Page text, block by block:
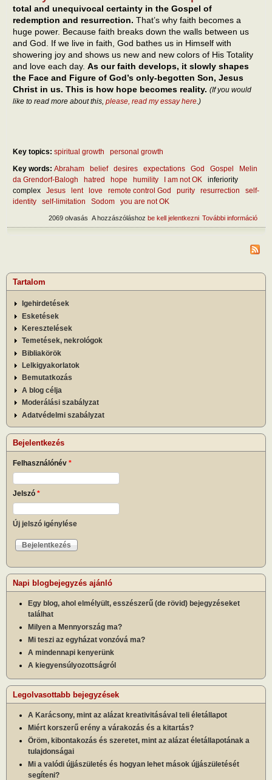
total and unequivocal certainty in the Gospel of
redemption and resurrection. That’s why faith becomes a
huge power. Because faith breaks down the walls between us
and God. If we live in faith, God bathes us in Himself with
showering joy and shows us new and new colors of His Totality
and love each day. As our faith develops, it slowly shapes
the Face and Figure of God’s only-begotten Son, Jesus
Christ in us. This is how hope becomes reality. (If you would
like to read more about this, please, read my essay here .)
Key topics: spiritual growth
personal growth
Key words: Abraham belief desires expectations God Gospel
Melin
da Grendorf-Balogh
hatred hope humility I am not OK
inferiority
complex
Jesus lent love remote control God purity resurrection
self-
identity
self-limitation Sodom you are not OK
További információ
A hozzászóláshoz be kell jelentkezni
2069 olvasás
Tartalom
Igehirdetések
Esketések
Keresztelések
Temetések, nekrológok
Bibliakörök
Lelkigyakorlatok
Bemutatkozás
A blog célja
Moderálási szabályzat
Adatvédelmi szabályzat
Bejelentkezés
Felhasználónév *
Jelszó *
Új jelszó igénylése
Napi blogbejegyzés ajánló
Egy blog, ahol elmélyült, esszészerű (de rövid) bejegyzéseket
találhat
Milyen a Mennyország ma?
Mi teszi az egyházat vonzóvá ma?
A mindennapi kenyerünk
A kiegyensúlyozottságról
Legolvasottabb bejegyzések
A Karácsony, mint az alázat kreativitásával teli életállapot
Miért korszerű erény a várakozás és a kitartás?
Öröm, kibontakozás és szeretet, mint az alázat életállapotának a
tulajdonságai
Mi a valódi újjászületés és hogyan lehet mások újjászületését
segíteni?